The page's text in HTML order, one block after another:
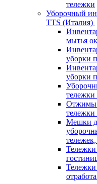
тележки
Уборочный
TTS (Италия)
мытья
уборки
уборки
тележки
Отжимы
тележки
Мешки
Тележки
Тележки